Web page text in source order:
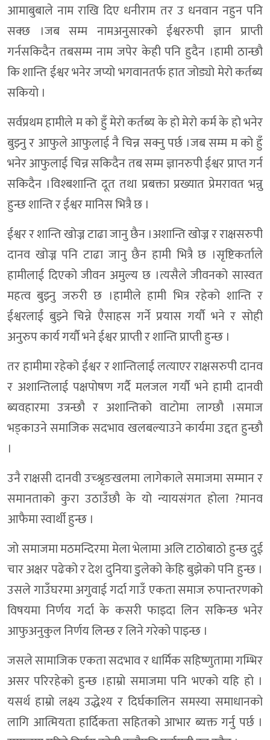
आमाबुबाले नाम राखि दिए धनीराम तर उ धनवान नहुन पनि
सक्छ ।जब सम्म नामअनुसारको ईश्वररुपी ज्ञान प्राप्ती
गर्नसकिदैन तबसम्म नाम जपेर केही पनि हुदैन ।हामी ठान्छौ
कि शान्ति ईश्वर भनेर जप्यो भगवानतर्फ हात जोड्यो मेरो कर्तब्य
सकियो ।
सर्वप्रथम हामीले म को हुँ मेरो कर्तब्य के हो मेरो कर्म के हो भनेर
बुझ्नु र आफुले आफुलाई नै चिन्न सक्नु पर्छ ।जब सम्म म को हुँ
भनेर आफुलाई चिन्न सकिदैन तब सम्म ज्ञानरुपी ईश्वर प्राप्त गर्न
सकिदैन ।विश्बशान्ति दूत तथा प्रबक्ता प्रख्यात प्रेमरावत भन्नु
हुन्छ शान्ति र ईश्वर मानिस भित्रै छ ।
ईश्वर र शान्ति खोज्न टाढा जानु छैन ।अशान्ति खोज्न र राक्षसरुपी
दानव खोज्न पनि टाढा जानु छैन हामी भित्रै छ ।सृष्टिकर्ताले
हामीलाई दिएको जीवन अमुल्य छ ।त्यसैले जीवनको सास्वत
महत्व बुझ्नु जरुरी छ ।हामीले हामी भित्र रहेको शान्ति र
ईश्वरलाई बुझ्ने चिन्ने एैसाहस गर्ने प्रयास गर्यौ भने र सोही
अनुरुप कार्य गर्यौ भने ईश्वर प्राप्ती र शान्ति प्राप्ती हुन्छ ।
तर हामीमा रहेको ईश्वर र शान्तिलाई लत्याएर राक्षसरुपी दानव
र अशान्तिलाई पक्षपोषण गर्दै मलजल गर्यौ भने हामी दानवी
ब्यवहारमा उत्रन्छौ र अशान्तिको वाटोमा लाग्छौ ।समाज
भड्काउने समाजिक सदभाव खलबल्याउने कार्यमा उद्दत हुन्छौ
।
उनै राक्षसी दानवी उच्श्रृङखलमा लागेकाले समाजमा सम्मान र
समानताको कुरा उठाउँछौ के यो न्यायसंगत होला ?मानव
आफैमा स्वार्थी हुन्छ ।
जो समाजमा मठमन्दिरमा मेला भेलामा अलि टाठोबाठो हुन्छ दुई
चार अक्षर पढेको र देश दुनिया डुलेको केहि बुझेको पनि हुन्छ ।
उसले गाउँघरमा अगुवाई गर्दा गाउँ एकता समाज रुपान्तरणको
विषयमा निर्णय गर्दा के कसरी फाइदा लिन सकिन्छ भनेर
आफुअनुकुल निर्णय लिन्छ र लिने गरेको पाइन्छ ।
जसले सामाजिक एकता सदभाव र धार्मिक सहिष्णुतामा गम्भिर
असर परिरहेको हुन्छ ।हाम्रो समाजमा पनि भएको यहि हो ।
यसर्थ हाम्रो लक्ष्य उद्धेश्य र दिर्घकालिन समस्या समाधानको
लागि आत्मियता हार्दिकता सहितको आभार ब्यक्त गर्नु पर्छ ।